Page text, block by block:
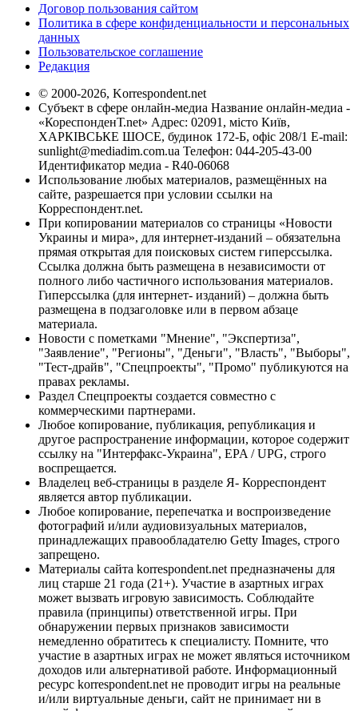
Договор пользования сайтом
Политика в сфере конфиденциальности и персональных
данных
Пользовательское соглашение
Редакция
© 2000-2026, Korrespondent.net
Субъект в сфере онлайн-медиа Название онлайн-медиа -
«КореспонденТ.net» Адрес: 02091, місто Київ,
ХАРКІВСЬКЕ ШОСЕ, будинок 172-Б, офіс 208/1 E-mail:
sunlight@mediadim.com.ua Телефон: 044-205-43-00
Идентификатор медиа - R40-06068
Использование любых материалов, размещённых на
сайте, разрешается при условии ссылки на
Корреспондент.net.
При копировании материалов со страницы «Новости
Украины и мира», для интернет-изданий – обязательна
прямая открытая для поисковых систем гиперссылка.
Ссылка должна быть размещена в независимости от
полного либо частичного использования материалов.
Гиперссылка (для интернет- изданий) – должна быть
размещена в подзаголовке или в первом абзаце
материала.
Новости с пометками "Мнение", "Экспертиза",
"Заявление", "Регионы", "Деньги", "Власть", "Выборы",
"Тест-драйв", "Спецпроекты", "Промо" публикуются на
правах рекламы.
Раздел Спецпроекты создается совместно с
коммерческими партнерами.
Любое копирование, публикация, републикация и
другое распространение информации, которое содержит
ссылку на "Интерфакс-Украина", EPA / UPG, строго
воспрещается.
Владелец веб-страницы в разделе Я- Корреспондент
является автор публикации.
Любое копирование, перепечатка и воспроизведение
фотографий и/или аудиовизуальных материалов,
принадлежащих правообладателю Getty Images, строго
запрещено.
Материалы сайта korrespondent.net предназначены для
лиц старше 21 года (21+). Участие в азартных играх
может вызвать игровую зависимость. Соблюдайте
правила (принципы) ответственной игры. При
обнаружении первых признаков зависимости
немедленно обратитесь к специалисту. Помните, что
участие в азартных играх не может являться источником
доходов или альтернативой работе. Информационный
ресурс korrespondent.net не проводит игры на реальные
и/или виртуальные деньги, сайт не принимает ни в